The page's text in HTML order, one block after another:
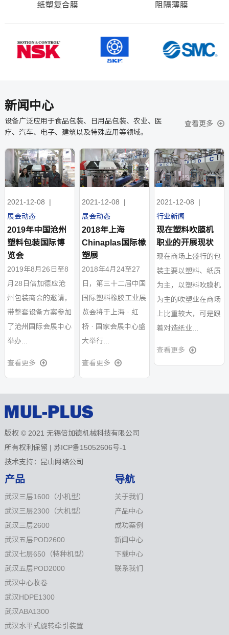
纸塑复合膜 阻隔薄膜
新闻中心
设备广泛应用于食品包装、日用品包装、农业、医
疗、汽车、电子、建筑以及特殊应用等领域。
查看更多
2021-12-08 |
展会动态
2019年中国沧州
塑料包装国际博
览会
2019年8月26日至8
月28日倍加德应沧
州包装商会的邀请，
带整套设备方案参加
了沧州国际会展中心
举办...
查看更多
2021-12-08 |
展会动态
2018年上海
Chinaplas国际橡
塑展
2018年4月24至27
日，第三十二届中国
国际塑料橡胶工业展
览会将于上海‧虹
桥‧国家会展中心盛
大举行...
查看更多
2021-12-08 |
行业新闻
现在塑料吹膜机
职业的开展现状
现在商场上盛行的包
装主要以塑料、纸质
为主，以塑料吹膜机
为主的吹塑业在商场
上比重较大，可是跟
着对造纸业...
查看更多
版权 © 2021 无锡倍加德机械科技有限公司
所有权利保留 | 苏ICP备15052606号-1
技术支持：
昆山网络公司
产品
武汉三层1600（小机型）
武汉三层2300（大机型）
武汉三层2600
武汉五层POD2600
武汉七层650（特种机型）
武汉五层POD2000
武汉中心收卷
武汉HDPE1300
武汉ABA1300
武汉水平式旋转牵引装置
导航
关于我们
产品中心
成功案例
新闻中心
下载中心
联系我们